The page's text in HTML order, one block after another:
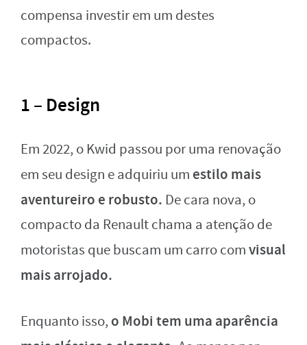
compensa investir em um destes
compactos.
1 – Design
Em 2022, o Kwid passou por uma renovação
em seu design e adquiriu um estilo mais
aventureiro e robusto. De cara nova, o
compacto da Renault chama a atenção de
motoristas que buscam um carro comvisual
mais arrojado.
Enquanto isso, o Mobi tem uma aparência